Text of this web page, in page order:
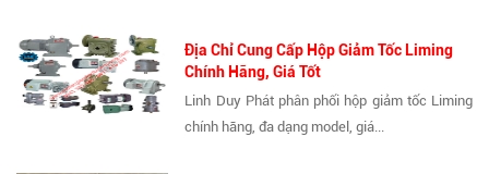
Địa Chỉ Cung Cấp Hộp Giảm Tốc Liming
Chính Hãng, Giá Tốt
Linh Duy Phát phân phối hộp giảm tốc Liming
chính hãng, đa dạng model, giá...